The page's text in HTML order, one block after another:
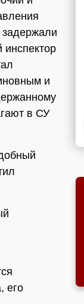
задержали
инспектор
и
в СУ
его